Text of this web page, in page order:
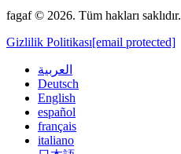
fagaf © 2026. Tüm hakları saklıdır.
Gizlilik Politikası[email protected]
العربية
Deutsch
English
español
français
italiano